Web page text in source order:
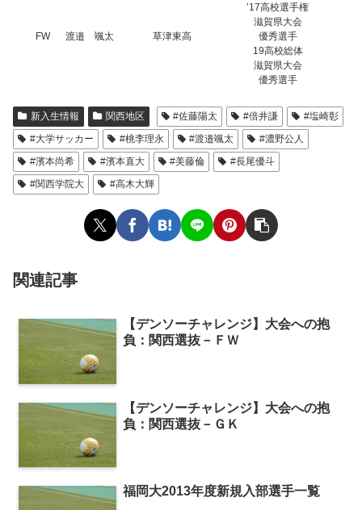
FW 渡邉 颯太 草津東高
’17高校選手権
滋賀県大会
優秀選手
19高校総体
滋賀県大会
優秀選手
新入生情報 関西地区 #佐藤陽太 #倍井謙
#塩崎彰
#大学サッカー
#桃李理永 #渡邉颯太
#濃野公人
#濱本尚希
#濱本直大 #美藤倫
#長尾優斗
#関西学院大
#高木大輝
関連記事
【デンソーチャレンジ】大会への抱
負：関西選抜－ＦＷ
【デンソーチャレンジ】大会への抱
負：関西選抜－ＧＫ
福岡大2013年度新規入部選手一覧